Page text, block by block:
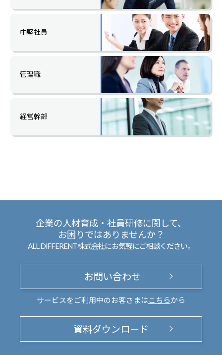
中堅社員
管理職
経営幹部
企業の人材育成・社員研修に関して、
お困りではありませんか？
ALL DIFFERENT株式会社にお気軽にご相談ください。
お問い合わせ
サービスをご利用中のお客さまは こちらから
資料ダウンロード